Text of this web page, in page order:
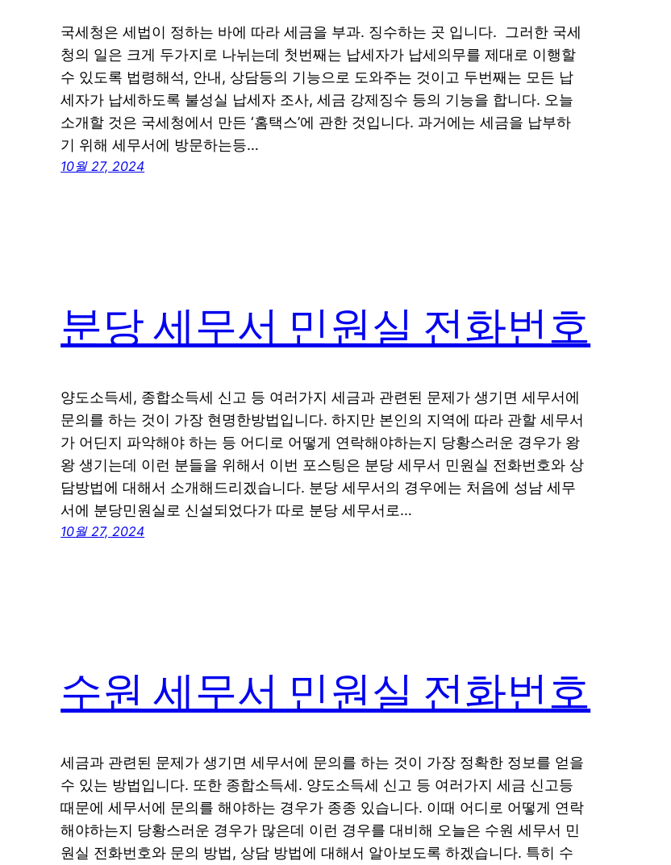
국세청은 세법이 정하는 바에 따라 세금을 부과. 징수하는 곳 입니다. 그러한 국세
청의 일은 크게 두가지로 나뉘는데 첫번째는 납세자가 납세의무를 제대로 이행할
수 있도록 법령해석, 안내, 상담등의 기능으로 도와주는 것이고 두번째는 모든 납
세자가 납세하도록 불성실 납세자 조사, 세금 강제징수 등의 기능을 합니다. 오늘
소개할 것은 국세청에서 만든 ‘홈택스’에 관한 것입니다. 과거에는 세금을 납부하
기 위해 세무서에 방문하는등…
10월 27, 2024
분당 세무서 민원실 전화번호
양도소득세, 종합소득세 신고 등 여러가지 세금과 관련된 문제가 생기면 세무서에
문의를 하는 것이 가장 현명한방법입니다. 하지만 본인의 지역에 따라 관할 세무서
가 어딘지 파악해야 하는 등 어디로 어떻게 연락해야하는지 당황스러운 경우가 왕
왕 생기는데 이런 분들을 위해서 이번 포스팅은 분당 세무서 민원실 전화번호와 상
담방법에 대해서 소개해드리겠습니다. 분당 세무서의 경우에는 처음에 성남 세무
서에 분당민원실로 신설되었다가 따로 분당 세무서로…
10월 27, 2024
수원 세무서 민원실 전화번호
세금과 관련된 문제가 생기면 세무서에 문의를 하는 것이 가장 정확한 정보를 얻을
수 있는 방법입니다. 또한 종합소득세. 양도소득세 신고 등 여러가지 세금 신고등
때문에 세무서에 문의를 해야하는 경우가 종종 있습니다. 이때 어디로 어떻게 연락
해야하는지 당황스러운 경우가 많은데 이런 경우를 대비해 오늘은 수원 세무서 민
원실 전화번호와 문의 방법, 상담 방법에 대해서 알아보도록 하겠습니다. 특히 수